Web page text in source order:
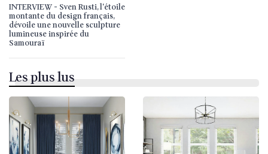
INTERVIEW - Sven Rusti, l'étoile
montante du design français,
dévoile une nouvelle sculpture
lumineuse inspirée du
Samouraï
Les plus lus